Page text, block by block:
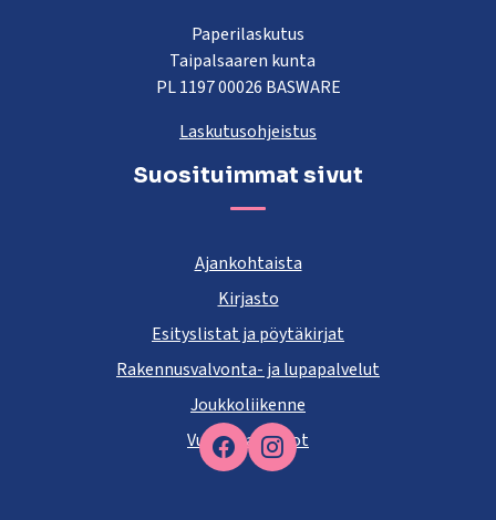
Facebook
Paperilaskutus
Taipalsaaren kunta
PL 1197 00026 BASWARE
Laskutusohjeistus
Suosituimmat sivut
Ajankohtaista
Kirjasto
Esityslistat ja pöytäkirjat
Rakennusvalvonta- ja lupapalvelut
Joukkoliikenne
Vuokra-asunnot